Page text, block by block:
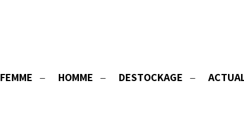
FEMME HOMME DESTOCKAGE